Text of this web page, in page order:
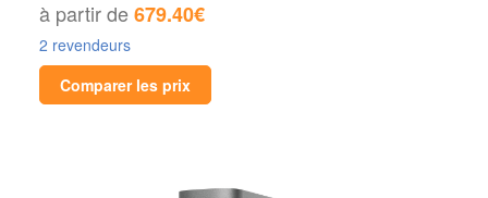
à partir de679.40€
2 revendeurs
Comparer les prix